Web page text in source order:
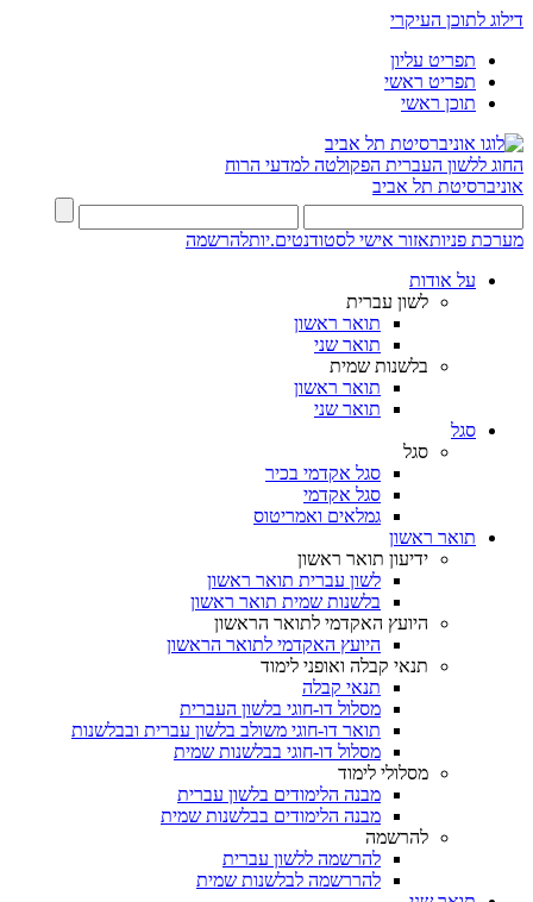
דילוג לתוכן העיקרי
תפריט עליון
תפריט ראשי
תוכן ראשי
החוג ללשון העברית הפקולטה למדעי הרוח
אוניברסיטת תל אביב
מערכת פניותאזור אישי לסטודנטים.יותלהרשמה
על אודות
לשון עברית
תואר ראשון
תואר שני
בלשנות שמית
תואר ראשון
תואר שני
סגל
סגל
סגל אקדמי בכיר
סגל אקדמי
גמלאים ואמריטוס
תואר ראשון
ידיעון תואר ראשון
לשון עברית תואר ראשון
בלשנות שמית תואר ראשון
היועץ האקדמי לתואר הראשון
היועץ האקדמי לתואר הראשון
תנאי קבלה ואופני לימוד
תנאי קבלה
מסלול דו-חוגי בלשון העברית
תואר דו-חוגי משולב בלשון עברית ובבלשנות
מסלול דו-חוגי בבלשנות שמית
מסלולי לימוד
מבנה הלימודים בלשון עברית
מבנה הלימודים בבלשנות שמית
להרשמה
להרשמה ללשון עברית
להררשמה לבלשנות שמית